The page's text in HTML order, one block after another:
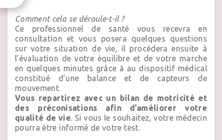
Comment cela se déroule-t-il ?
Ce professionnel de santé vous recevra en
consultation et vous posera quelques questions
sur votre situation de vie, il procédera ensuite à
l’évaluation de votre équilibre et de votre marche
en quelques minutes grâce à au dispositif médical
constitué d’une balance et de capteurs de
mouvement.
Vous repartirez avec un bilan de motricité et
des préconisations afin d’améliorer votre
qualité de vie. Si vous le souhaitez, votre médecin
pourra être informé de votre test.